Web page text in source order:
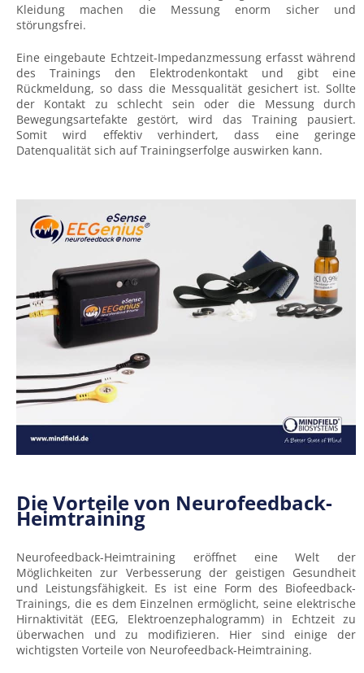
Kleidung machen die Messung enorm sicher und
störungsfrei.
Eine eingebaute Echtzeit-Impedanzmessung erfasst während
des Trainings den Elektrodenkontakt und gibt eine
Rückmeldung, so dass die Messqualität gesichert ist. Sollte
der Kontakt zu schlecht sein oder die Messung durch
Bewegungsartefakte gestört, wird das Training pausiert.
Somit wird effektiv verhindert, dass eine geringe
Datenqualität sich auf Trainingserfolge auswirken kann.
Die Vorteile von Neurofeedback-
Heimtraining
Neurofeedback-Heimtraining eröffnet eine Welt der
Möglichkeiten zur Verbesserung der geistigen Gesundheit
und Leistungsfähigkeit. Es ist eine Form des Biofeedback-
Trainings, die es dem Einzelnen ermöglicht, seine elektrische
Hirnaktivität (EEG, Elektroenzephalogramm) in Echtzeit zu
überwachen und zu modifizieren. Hier sind einige der
wichtigsten Vorteile von Neurofeedback-Heimtraining.